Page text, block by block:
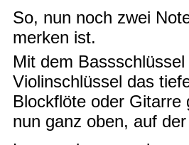
So, nun noch zwei
merken ist.
Mit dem
Violinschlüssel das
Blockflöte oder
nun ganz oben, auf